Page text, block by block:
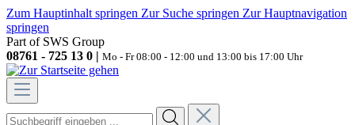
Zum Hauptinhalt springen Zur Suche springen Zur Hauptnavigation
springen
Part of SWS Group
08761 - 725 13 0 | Mo - Fr 08:00 - 12:00 und 13:00 bis 17:00 Uhr